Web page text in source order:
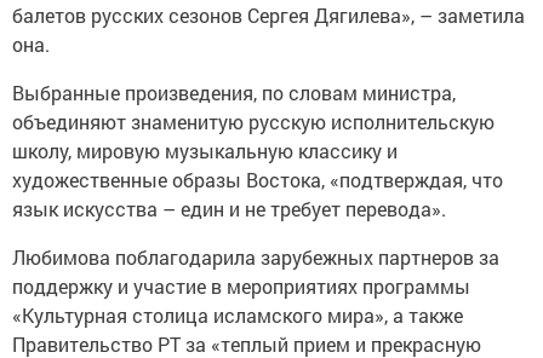
балетов русских сезонов Сергея Дягилева», – заметила
она.
Выбранные произведения, по словам министра,
объединяют знаменитую русскую исполнительскую
школу, мировую музыкальную классику и
художественные образы Востока, «подтверждая, что
язык искусства – един и не требует перевода».
Любимова поблагодарила зарубежных партнеров за
поддержку и участие в мероприятиях программы
«Культурная столица исламского мира», а также
Правительство РТ за «теплый прием и прекрасную